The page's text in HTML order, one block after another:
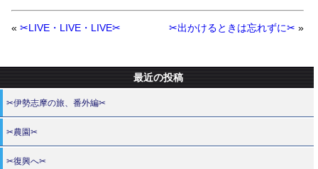
« ✂LIVE・LIVE・LIVE✂ ✂出かけるときは忘れずに✂ »
最近の投稿
✂伊勢志摩の旅、番外編✂
✂農園✂
✂復興へ✂